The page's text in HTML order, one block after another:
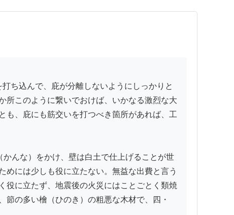
所このように繋いでおけば、いかなる激烈な大
も、庇にも筋交いを打つべき箇所があれば、工
んな）をかけ、壁は白土で仕上げることが世
めには少しも役に立たない。無益な出費と言う
役に立たず、地震後の火災にはことごとく類焼
の多い檜（ひのき）の粗悪な木材で、四・